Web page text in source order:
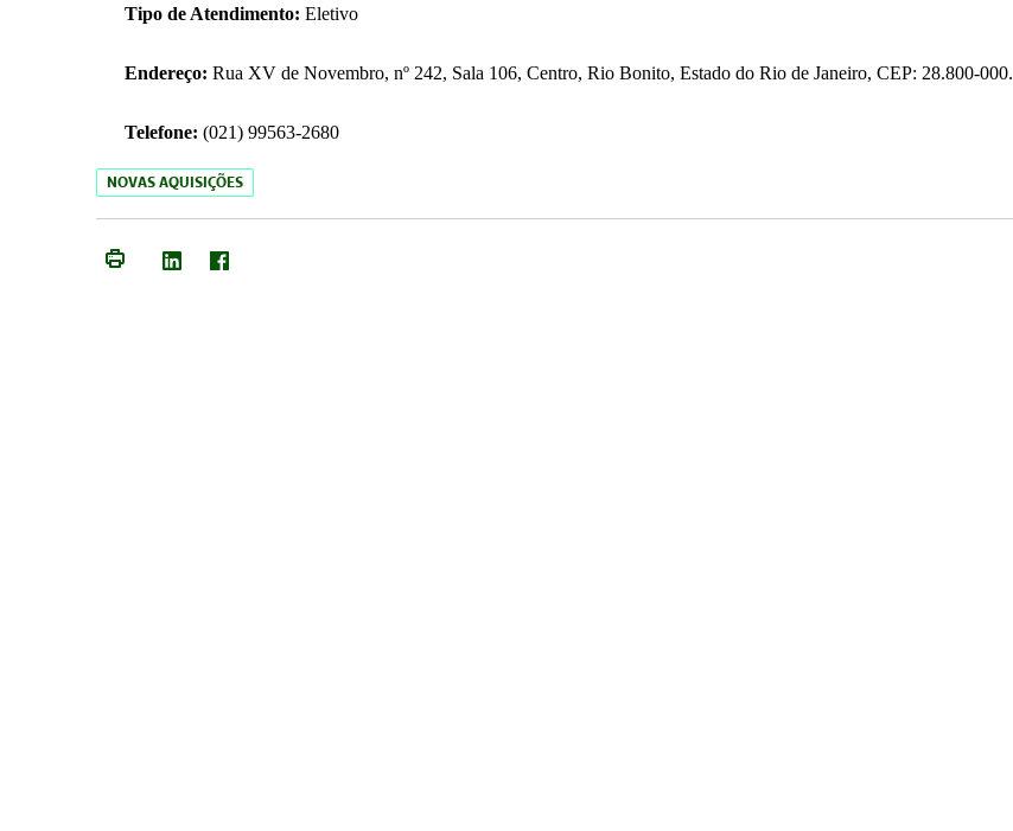
Tipo de Atendimento: Eletivo
Endereço: Rua XV de Novembro, nº 242, Sala 106, Centro, Rio Bonito, Estado do Rio de Janeiro, CEP: 28.800-000.
Telefone: (021) 99563-2680
NOVAS AQUISIÇÕES